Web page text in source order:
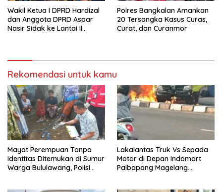
Wakil Ketua I DPRD Hardizal
dan Anggota DPRD Aspar
Nasir Sidak ke Lantai II
Polres Bangkalan Amankan
20 Tersangka Kasus Curas,
Curat, dan Curanmor
Rekomendasi untuk kamu
Mayat Perempuan Tanpa
Identitas Ditemukan di Sumur
Warga Bululawang, Polisi
Lakalantas Truk Vs Sepada
Motor di Depan Indomart
Palbapang Magelang